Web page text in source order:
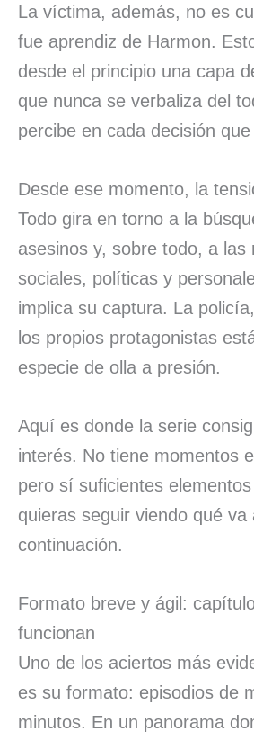
La víctima, además, no es
fue aprendiz de Harmon.
desde el principio una capa
que nunca se verbaliza del
percibe en cada decisión
Desde ese momento, la
Todo gira en torno a la
asesinos y, sobre todo, a las
sociales, políticas y
implica su captura. La
los propios protagonistas
especie de olla a presión.
Aquí es donde la serie
interés. No tiene momentos
pero sí suficientes
quieras seguir viendo qué va
continuación.
Formato breve y ágil:
funcionan
Uno de los aciertos más
es su formato: episodios de
minutos. En un panorama